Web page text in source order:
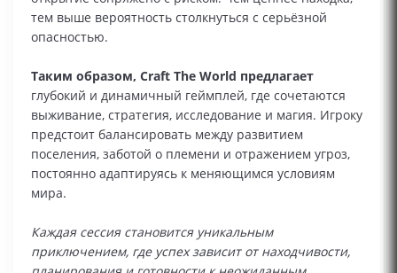
тем выше вероятность столкнуться с серьёзной
опасностью.
Таким образом, Craft The World предлагает
глубокий и динамичный геймплей, где сочетаются
выживание, стратегия, исследование и магия. Игроку
предстоит балансировать между развитием
поселения, заботой о племени и отражением угроз,
постоянно адаптируясь к меняющимся условиям
мира.
Каждая сессия становится уникальным
приключением, где успех зависит от находчивости,